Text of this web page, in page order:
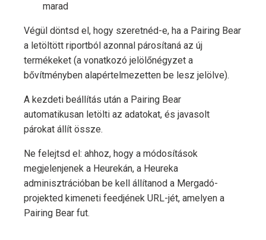
marad
Végül döntsd el, hogy szeretnéd-e, ha a Pairing Bear
a letöltött riportból azonnal párosítaná az új
termékeket (a vonatkozó jelölőnégyzet a
bővítményben alapértelmezetten be lesz jelölve).
A kezdeti beállítás után a Pairing Bear
automatikusan letölti az adatokat, és javasolt
párokat állít össze.
Ne felejtsd el: ahhoz, hogy a módosítások
megjelenjenek a Heurekán, a Heureka
adminisztrációban be kell állítanod a Mergadó-
projekted kimeneti feedjének URL-jét, amelyen a
Pairing Bear fut.